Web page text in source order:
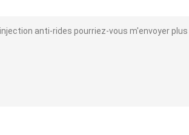
anti-rides pourriez-vous m'envoyer plus